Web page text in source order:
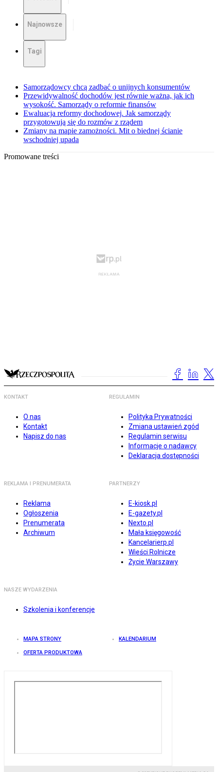
Najnowsze
Tagi
Samorządowcy chcą zadbać o unijnych konsumentów
Przewidywalność dochodów jest równie ważna, jak ich
wysokość. Samorządy o reformie finansów
Ewaluacja reformy dochodowej. Jak samorządy
przygotowują się do rozmów z rządem
Zmiany na mapie zamożności. Mit o biednej ścianie
wschodniej upada
Promowane treści
KONTAKT
O nas
Kontakt
Napisz do nas
REGULAMIN
Polityka Prywatności
Zmiana ustawień zgód
Regulamin serwisu
Informacje o nadawcy
Deklaracja dostępności
REKLAMA I PRENUMERATA
Reklama
Ogłoszenia
Prenumerata
Archiwum
PARTNERZY
E-kiosk.pl
E-gazety.pl
Nexto.pl
Mała księgowość
Kancelarierp.pl
Wieści Rolnicze
Życie Warszawy
NASZE WYDARZENIA
Szkolenia i konferencje
MAPA STRONY KALENDARIUM
OFERTA PRODUKTOWA